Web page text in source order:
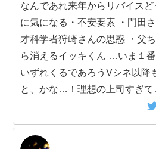
なんであれ来年からリバイス
に気になる・不安要素 ・門田
才科学者狩崎さんの思惑 ・父
ら消えるイッキくん …いま１
いずれくるであろうVシネ以降
と、かな…！理想の上司すぎ